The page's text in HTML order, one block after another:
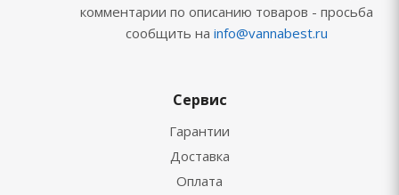
комментарии по описанию товаров - просьба
сообщить на info@vannabest.ru
Сервис
Гарантии
Доставка
Оплата